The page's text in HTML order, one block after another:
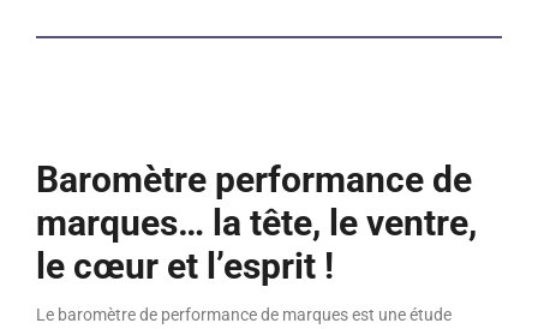
Baromètre performance de
marques… la tête, le ventre,
le cœur et l’esprit !
Le baromètre de performance de marques est une étude